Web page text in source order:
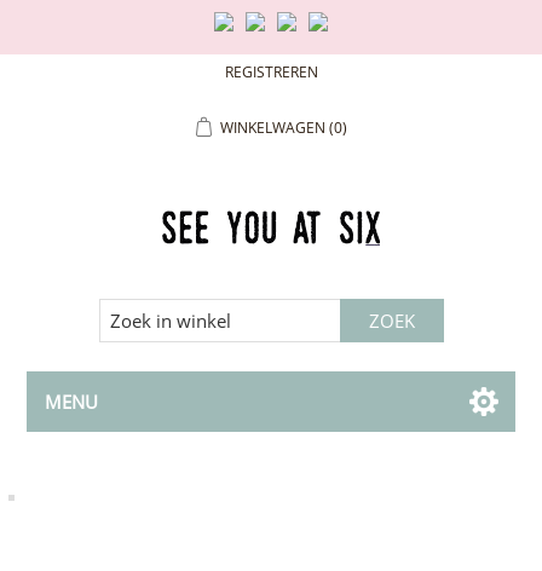
REGISTREREN
WINKELWAGEN (0)
MENU